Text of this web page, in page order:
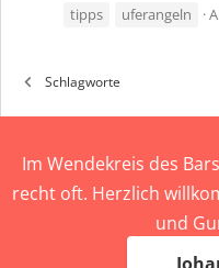
tipps
uferangeln
Schlagworte
Im Wendekreis des
recht oft. Herzlich
und